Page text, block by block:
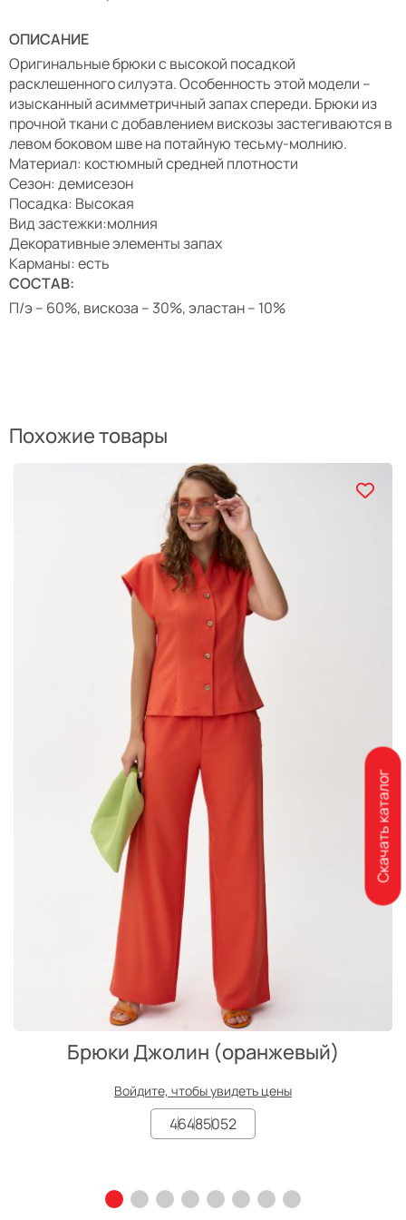
ОПИСАНИЕ
Оригинальные брюки с высокой посадкой
расклешенного силуэта. Особенность этой модели –
изысканный асимметричный запах спереди. Брюки из
прочной ткани с добавлением вискозы застегиваются в
левом боковом шве на потайную тесьму-молнию.
Материал: костюмный средней плотности
Сезон: демисезон
Посадка: Высокая
Вид застежки:молния
Декоративные элементы запах
Карманы: есть
СОСТАВ:
П/э – 60%, вискоза – 30%, эластан – 10%
Похожие товары
Брюки Джолин (оранжевый)
Войдите, чтобы увидеть цены
46485052
Скачать каталог